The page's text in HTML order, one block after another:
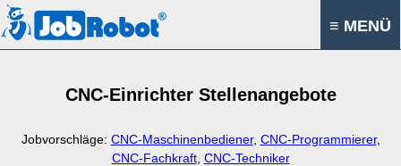
≡ MENÜ
CNC-Einrichter Stellenangebote
Jobvorschläge: CNC-Maschinenbediener, CNC-Programmierer,
CNC-Fachkraft, CNC-Techniker